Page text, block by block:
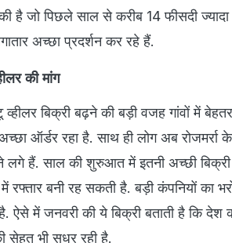
है जो पिछले साल से करीब 14 फीसदी
अच्छा प्रदर्शन कर रहे हैं.
की मांग
बिक्री बढ़ने की बड़ी वजह गांवों में
ऑर्डर रहा है. साथ ही लोग अब
लगे हैं. साल की शुरुआत में इतनी अच्छी
में रफ्तार बनी रह सकती है. बड़ी कंपनियों का
है. ऐसे में जनवरी की ये बिक्री बताती है कि
भी सुधर रही है.